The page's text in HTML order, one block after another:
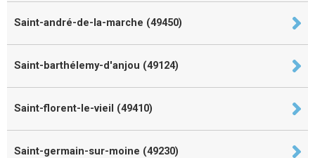
Saint-andré-de-la-marche (49450)
Saint-barthélemy-d'anjou (49124)
Saint-florent-le-vieil (49410)
Saint-germain-sur-moine (49230)